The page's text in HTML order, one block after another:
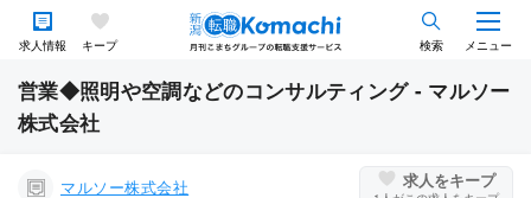
求人情報 キープ 検索 メニュー
営業◆照明や空調などのコンサルティング - マルソー
株式会社
マルソー株式会社 求人をキープ